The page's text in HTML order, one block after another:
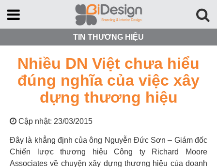
TIN THƯƠNG HIỆU
Nhiều DN Việt chưa hiểu
đúng nghĩa của việc xây
dựng thương hiệu
Cập nhật: 23/03/2015
Đây là khẳng định của ông Nguyễn Đức Sơn – Giám đốc
Chiến lược thương hiệu Công ty Richard Moore
Associates về chuyện xây dựng thương hiệu của doanh